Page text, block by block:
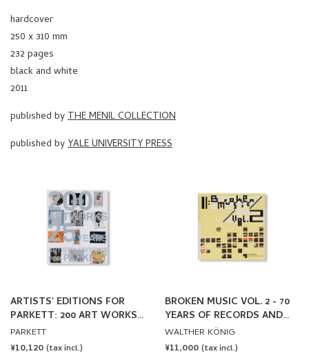
hardcover
250 x 310 mm
232 pages
black and white
2011
published byTHE MENIL COLLECTION
published byYALE UNIVERSITY PRESS
ARTISTS' EDITIONS FOR
PARKETT: 200 ART WORKS
25 YEARS
PARKETT
REGULAR
¥10,120 (tax incl.)
BROKEN MUSIC VOL. 2 - 70
YEARS OF RECORDS AND
SOUND WORKS BY ARTISTS
WALTHER KÖNIG
REGULAR
¥11,000 (tax incl.)